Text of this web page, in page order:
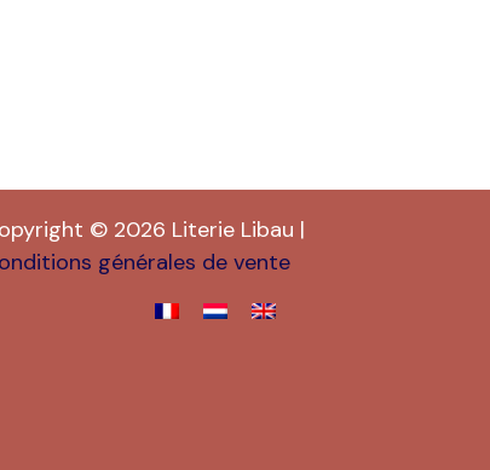
© 2026 Literie Libau |
générales de vente